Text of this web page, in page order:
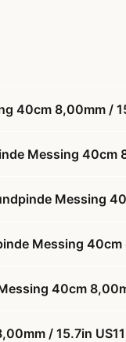
40cm 8,00mm /
Messing 40cm
Messing
Messing 40cm
40cm
/ 15.7in